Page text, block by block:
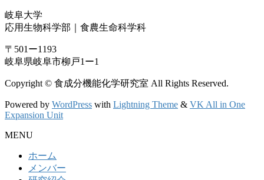
岐阜大学
応用生物科学部｜食農生命科学科
〒501ー1193
岐阜県岐阜市柳戸1ー1
Copyright © 食成分機能化学研究室 All Rights Reserved.
Powered by WordPress with Lightning Theme & VK All in One
Expansion Unit
MENU
ホーム
メンバー